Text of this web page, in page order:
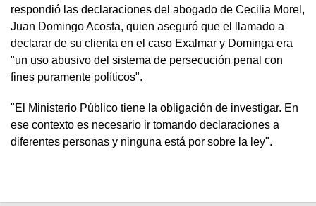
respondió las declaraciones del abogado de Cecilia Morel,
Juan Domingo Acosta, quien aseguró que el llamado a
declarar de su clienta en el caso Exalmar y Dominga era
"un uso abusivo del sistema de persecución penal con
fines puramente políticos".
"El Ministerio Público tiene la obligación de investigar. En
ese contexto es necesario ir tomando declaraciones a
diferentes personas y ninguna está por sobre la ley".